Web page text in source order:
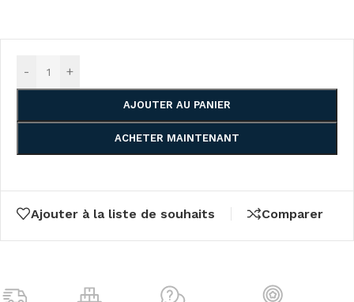
- +
AJOUTER AU PANIER
ACHETER MAINTENANT
Ajouter à la liste de souhaits Comparer